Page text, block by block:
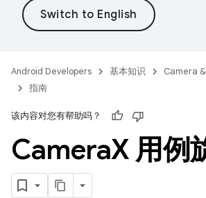
Android Developers 基本知识
Camera
指南
该内容对您有帮助吗？
CameraX 用例